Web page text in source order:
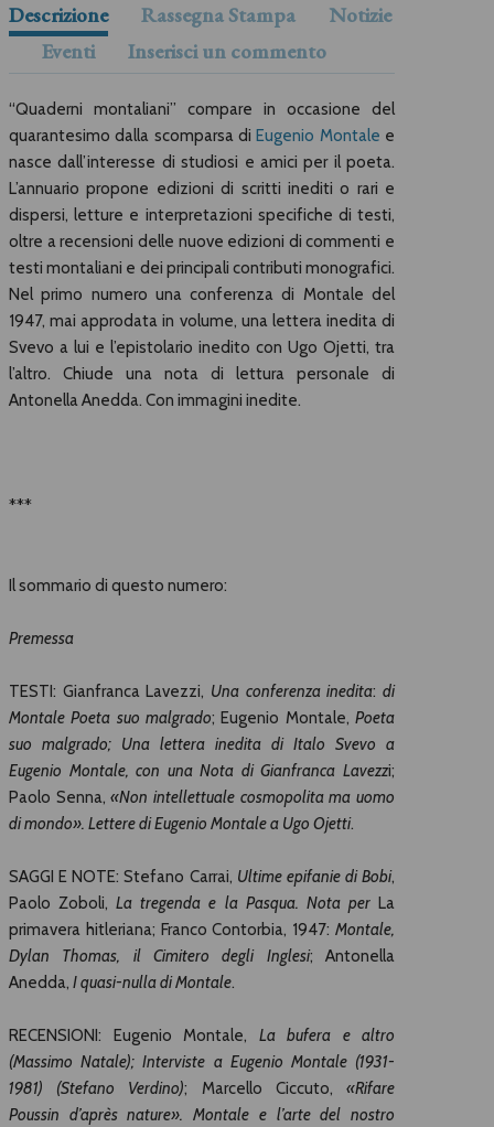
Descrizione Rassegna Stampa
Notizie
Eventi
Inserisci un commento
“Quaderni montaliani” compare in occasione del
quarantesimo dalla scomparsa di Eugenio Montale e
nasce dall’interesse di studiosi e amici per il poeta.
L’annuario propone edizioni di scritti inediti o rari e
dispersi, letture e interpretazioni specifiche di testi,
oltre a recensioni delle nuove edizioni di commenti e
testi montaliani e dei principali contributi monografici.
Nel primo numero una conferenza di Montale del
1947, mai approdata in volume, una lettera inedita di
Svevo a lui e l’epistolario inedito con Ugo Ojetti, tra
l’altro. Chiude una nota di lettura personale di
Antonella Anedda. Con immagini inedite.
***
Il sommario di questo numero:
Premessa
TESTI: Gianfranca Lavezzi, Una conferenza inedita: di
Montale Poeta suo malgrado; Eugenio Montale, Poeta
suo malgrado; Una lettera inedita di Italo Svevo a
Eugenio Montale, con una Nota di Gianfranca Lavezzi;
Paolo Senna,«Non intellettuale cosmopolita ma uomo
di mondo». Lettere di Eugenio Montale a Ugo Ojetti.
SAGGI E NOTE: Stefano Carrai, Ultime epifanie di Bobi,
Paolo Zoboli,La tregenda e la Pasqua. Nota perLa
primavera hitleriana; Franco Contorbia, 1947: Montale,
Dylan Thomas, il Cimitero degli Inglesi; Antonella
Anedda, I quasi-nulla di Montale.
RECENSIONI: Eugenio Montale, La bufera e altro
(Massimo Natale); Interviste a Eugenio Montale (1931-
1981) (Stefano Verdino); Marcello Ciccuto,«Rifare
Poussin d’après nature». Montale e l’arte del nostro